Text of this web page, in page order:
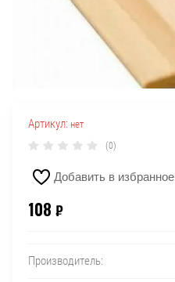
Артикул: нет
(0)
Добавить в избранное
108 ₽
Производитель: